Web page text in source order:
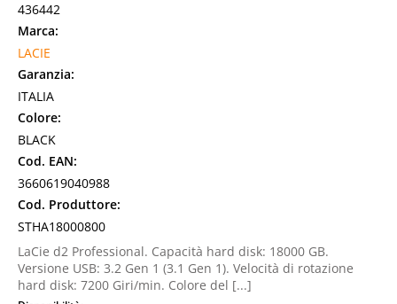
436442
Marca:
LACIE
Garanzia:
ITALIA
Colore:
BLACK
Cod. EAN:
3660619040988
Cod. Produttore:
STHA18000800
LaCie d2 Professional. Capacità hard disk: 18000 GB.
Versione USB: 3.2 Gen 1 (3.1 Gen 1). Velocità di rotazione
hard disk: 7200 Giri/min. Colore del [...]